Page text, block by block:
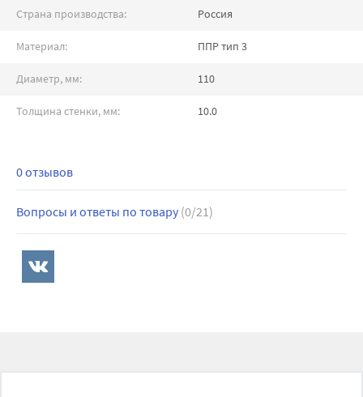
Страна производства: Россия
Материал: ППР тип 3
Диаметр, мм: 110
Толщина стенки, мм: 10.0
0 отзывов
Вопросы и ответы по товару (0/21)